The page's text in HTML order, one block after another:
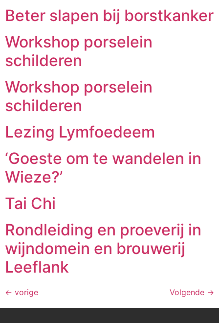
Beter slapen bij borstkanker
Workshop porselein
schilderen
Workshop porselein
schilderen
Lezing Lymfoedeem
‘Goeste om te wandelen in
Wieze?’
Tai Chi
Rondleiding en proeverij in
wijndomein en brouwerij
Leeflank
← vorige Volgende →